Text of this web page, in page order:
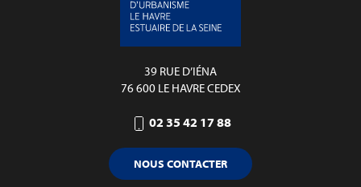
39 RUE D’IÉNA
76 600 LE HAVRE CEDEX
02 35 42 17 88
NOUS CONTACTER